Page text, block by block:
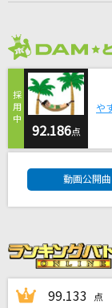
嵐(アラシ)
酔いどれ知ら
対馬海峡
対馬一誠
真夏日よ
乃木坂46
あいみょん
君が眩しいか
92.186点
や
動画公開
1 99.133 点